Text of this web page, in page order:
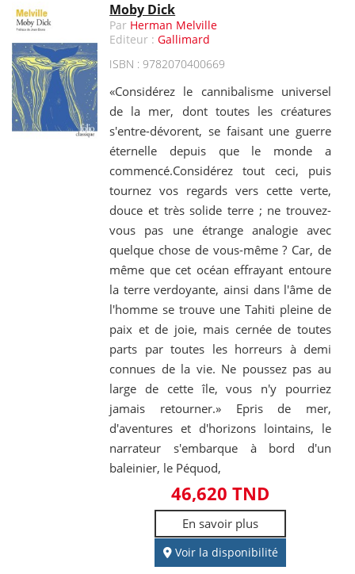
Moby Dick
Par Herman Melville
Editeur :Gallimard
ISBN : 9782070400669
«Considérez le cannibalisme universel
de la mer, dont toutes les créatures
s'entre-dévorent, se faisant une guerre
éternelle depuis que le monde a
commencé.Considérez tout ceci, puis
tournez vos regards vers cette verte,
douce et très solide terre ; ne trouvez-
vous pas une étrange analogie avec
quelque chose de vous-même ? Car, de
même que cet océan effrayant entoure
la terre verdoyante, ainsi dans l'âme de
l'homme se trouve une Tahiti pleine de
paix et de joie, mais cernée de toutes
parts par toutes les horreurs à demi
connues de la vie. Ne poussez pas au
large de cette île, vous n'y pourriez
jamais retourner.» Epris de mer,
d'aventures et d'horizons lointains, le
narrateur s'embarque à bord d'un
baleinier, le Péquod,
46,620 TND
En savoir plus
Voir la disponibilité